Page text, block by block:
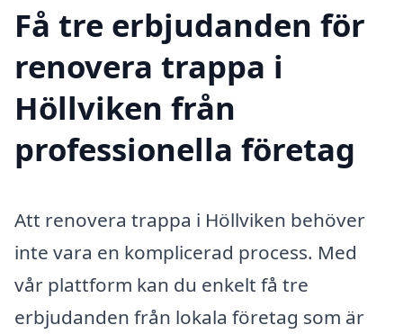
Få tre erbjudanden för
renovera trappa i
Höllviken från
professionella företag
Att renovera trappa i Höllviken behöver
inte vara en komplicerad process. Med
vår plattform kan du enkelt få tre
erbjudanden från lokala företag som är